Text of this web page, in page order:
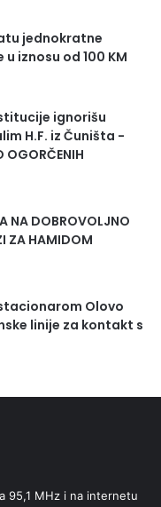
jednokratne
iznosu od 100 KM
ignorišu
H.F. iz Čuništa -
OGORČENIH
NA DOBROVOLJNO
ZA HAMIDOM
Olovo
linije za kontakt s
95,1 MHz i na internetu